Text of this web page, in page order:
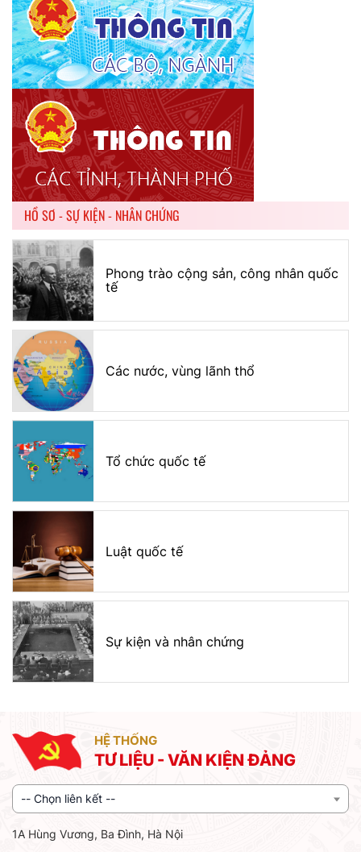
HỒ SƠ - SỰ KIỆN - NHÂN CHỨNG
Phong trào cộng sản, công nhân quốc
tế
Các nước, vùng lãnh thổ
Tổ chức quốc tế
Luật quốc tế
Sự kiện và nhân chứng
HỆ THỐNG
TƯ LIỆU - VĂN KIỆN ĐẢNG
-- Chọn liên kết --
1A Hùng Vương, Ba Đình, Hà Nội